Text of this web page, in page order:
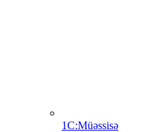
1C:Müəssisə